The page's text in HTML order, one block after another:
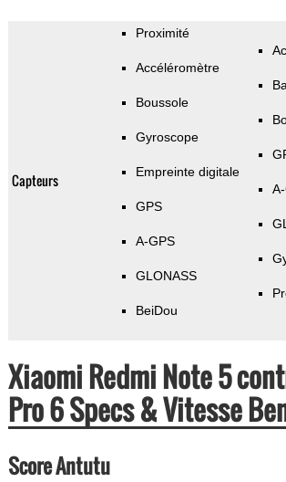
Capteurs
Proximité
Accéléromètre
Boussole
Gyroscope
Empreinte digitale
GPS
A-GPS
GLONASS
BeiDou
Xiaomi Redmi Note 5
Pro 6 Specs & Vitesse
Score Antutu